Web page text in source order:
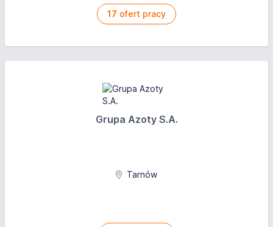
Stabilne, długoterminowe zatrudnienie na umowę o
Szkolenia produktowe.
17 ofert pracy
Grupa Azoty S.A.
Tarnów